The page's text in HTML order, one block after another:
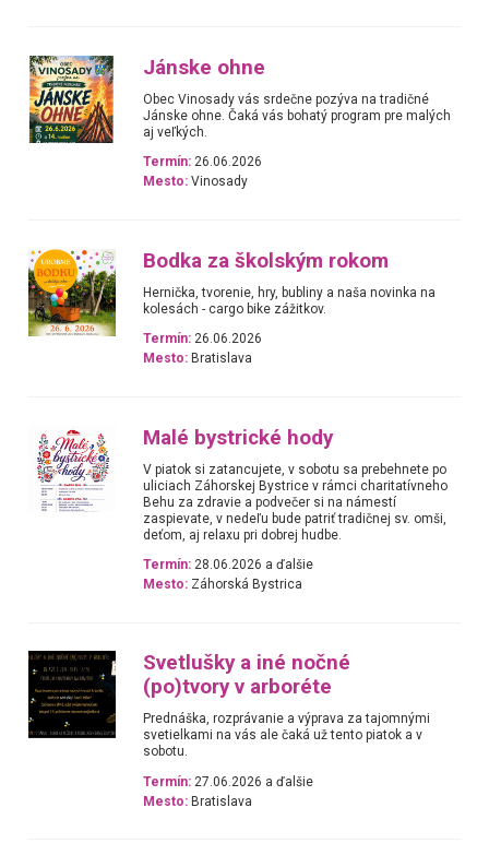
Jánske ohne
Obec Vinosady vás srdečne pozýva na tradičné
Jánske ohne. Čaká vás bohatý program pre malých
aj veľkých.
Termín: 26.06.2026
Mesto: Vinosady
Bodka za školským rokom
Hernička, tvorenie, hry, bubliny a naša novinka na
kolesách - cargo bike zážitkov.
Termín: 26.06.2026
Mesto: Bratislava
Malé bystrické hody
V piatok si zatancujete, v sobotu sa prebehnete po
uliciach Záhorskej Bystrice v rámci charitatívneho
Behu za zdravie a podvečer si na námestí
zaspievate, v nedeľu bude patriť tradičnej sv. omši,
deťom, aj relaxu pri dobrej hudbe.
Termín: 28.06.2026 a ďalšie
Mesto: Záhorská Bystrica
Svetlušky a iné nočné
(po)tvory v arboréte
Prednáška, rozprávanie a výprava za tajomnými
svetielkami na vás ale čaká už tento piatok a v
sobotu.
Termín: 27.06.2026 a ďalšie
Mesto: Bratislava